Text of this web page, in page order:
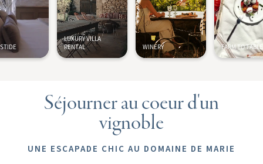
Séjourner au coeur d'un
vignoble
UNE ESCAPADE CHIC AU DOMAINE DE MARIE